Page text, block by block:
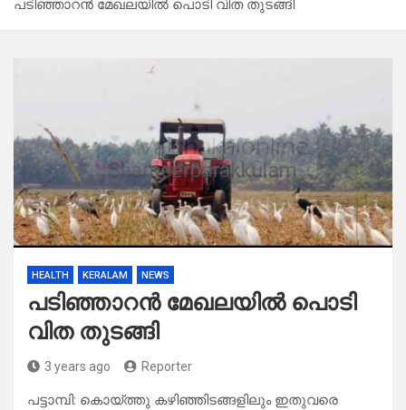
പടിഞ്ഞാറന്‍ മേഖലയില്‍ പൊടി വിത തുടങ്ങി
HEALTH KERALAM NEWS
പടിഞ്ഞാറന്‍ മേഖലയില്‍ പൊടി
വിത തുടങ്ങി
3 years ago Reporter
പട്ടാമ്പി: കൊയ്ത്തു കഴിഞ്ഞിടങ്ങളിലും ഇതുവരെ